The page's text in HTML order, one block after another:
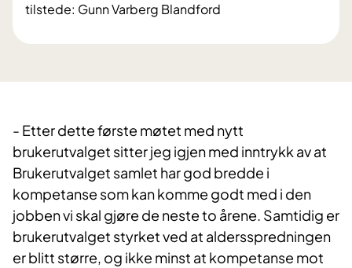
tilstede: Gunn Varberg Blandford
- Etter dette første møtet med nytt
brukerutvalget sitter jeg igjen med inntrykk av at
Brukerutvalget samlet har god bredde i
kompetanse som kan komme godt med i den
jobben vi skal gjøre de neste to årene. Samtidig er
brukerutvalget styrket ved at aldersspredningen
er blitt større, og ikke minst at kompetanse mot